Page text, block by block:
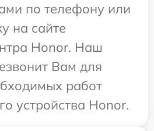
по телефону или
на сайте
Honor. Наш
Вам для
работ
устройства Honor.